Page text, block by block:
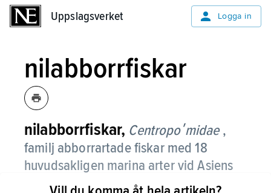
Uppslagsverket Logga in
nilabborrfiskar
nilabborrfiskar, Centropoʹmidae ,
familj abborrartade fiskar med 18
huvudsakligen marina arter vid Asiens
och Amerikas tropiska kuster; sju arter,